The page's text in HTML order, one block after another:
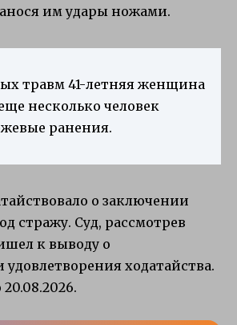
им удары ножами.
травм 41-летняя женщина
несколько человек
ранения.
о заключении
стражу. Суд, рассмотрев
к выводу о
ходатайства.